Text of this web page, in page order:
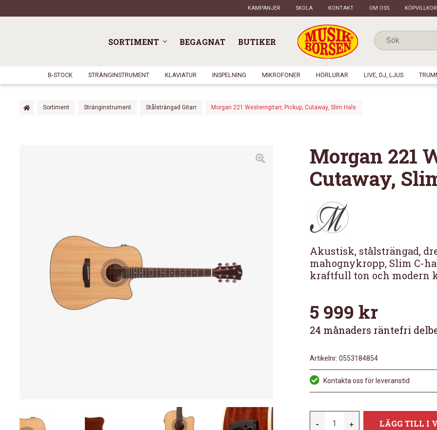
KAMPANJER SKOLA KONTAKT OM OSS
SORTIMENT BEGAGNAT BUTIKER
B-STOCK STRÄNGINSTRUMENT KLAVIATUR INSPELNING MIKROFONER HÖRLURAR LIVE, DJ, LJUS
Sortiment Stränginstrument Stålsträngad Gitarr Morgan 221 Westerngitarr, Pickup, Cutaway, Slim Hals
Morgan 221
Cutaway,
Akustisk, stålsträngad,
mahognykropp, Slim C-
kraftfull ton och modern
5 999 kr
24 månaders räntefri
Artikelnr: 0553184854
Kontakta oss för leveranstid
- + LÄGG TILL I